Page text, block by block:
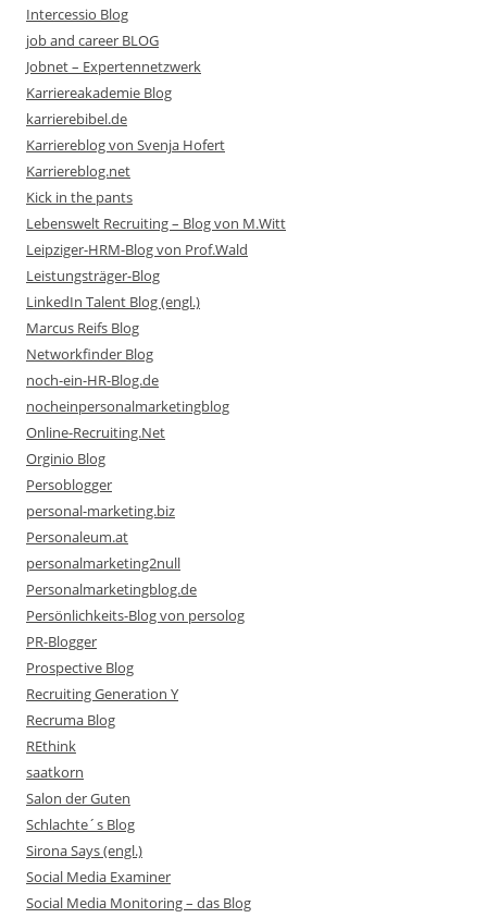
Intercessio Blog
job and career BLOG
Jobnet – Expertennetzwerk
Karriereakademie Blog
karrierebibel.de
Karriereblog von Svenja Hofert
Karriereblog.net
Kick in the pants
Lebenswelt Recruiting – Blog von M.Witt
Leipziger-HRM-Blog von Prof.Wald
Leistungsträger-Blog
LinkedIn Talent Blog (engl.)
Marcus Reifs Blog
Networkfinder Blog
noch-ein-HR-Blog.de
nocheinpersonalmarketingblog
Online-Recruiting.Net
Orginio Blog
Persoblogger
personal-marketing.biz
Personaleum.at
personalmarketing2null
Personalmarketingblog.de
Persönlichkeits-Blog von persolog
PR-Blogger
Prospective Blog
Recruiting Generation Y
Recruma Blog
REthink
saatkorn
Salon der Guten
Schlachte´s Blog
Sirona Says (engl.)
Social Media Examiner
Social Media Monitoring – das Blog